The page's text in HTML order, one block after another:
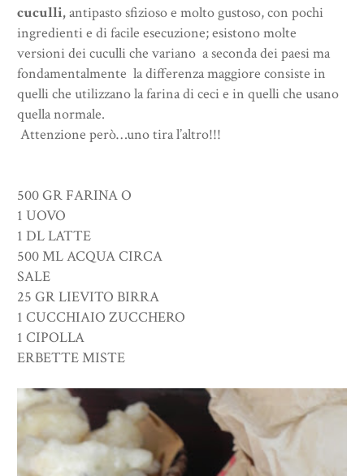
cuculli,antipasto sfizioso e molto gustoso, con pochi
ingredienti e di facile esecuzione; esistono molte
versioni dei cuculli che variano a seconda dei paesi ma
fondamentalmente la differenza maggiore consiste in
quelli che utilizzano la farina di ceci e in quelli che usano
quella normale.
Attenzione però…uno tira l’altro!!!
500 GR FARINA O
1 UOVO
1 DL LATTE
500 ML ACQUA CIRCA
SALE
25 GR LIEVITO BIRRA
1 CUCCHIAIO ZUCCHERO
1 CIPOLLA
ERBETTE MISTE